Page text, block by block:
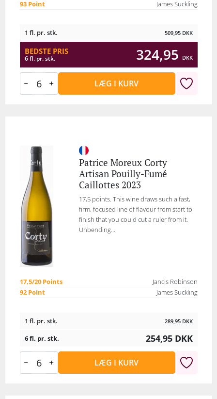
93 Point James Suckling
1 fl. pr. stk. 509,95 DKK
BEDSTE PRIS
6 fl. pr. stk. 324,95 DKK
LÆG I KURV
Patrice Moreux Corty
Artisan Pouilly-Fumé
Caillottes 2023
17,5 points. This wine draws such a fast,
firm, focused line of flavour from start to
finish that you could cut a ruler from it.
Unbending...
17,5/20 Points
Jancis Robinson
92 Point
James Suckling
1 fl. pr. stk. 289,95 DKK
6 fl. pr. stk. 254,95 DKK
LÆG I KURV